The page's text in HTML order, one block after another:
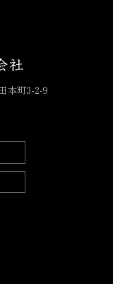
本町3-2-9